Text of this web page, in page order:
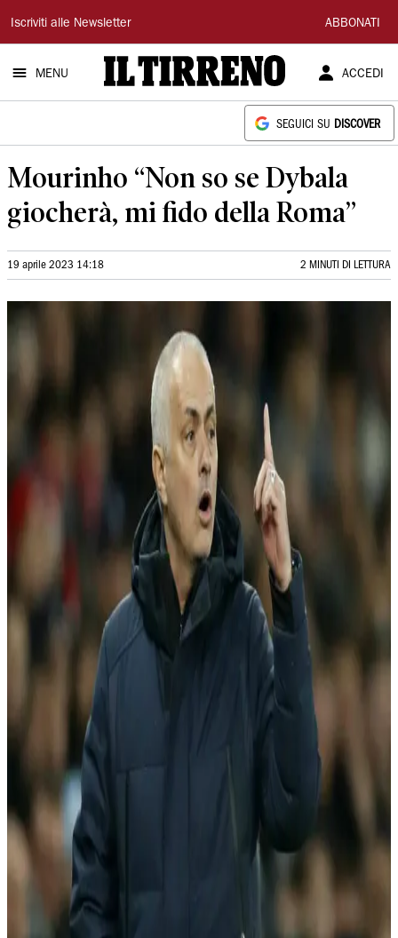
Il
Tirreno
Iscriviti alle Newsletter ABBONATI
MENU ACCEDI
SEGUICI SU DISCOVER
Mourinho “Non so se Dybala
giocherà, mi fido della Roma”
19 aprile 2023 14:18 2 MINUTI DI LETTURA